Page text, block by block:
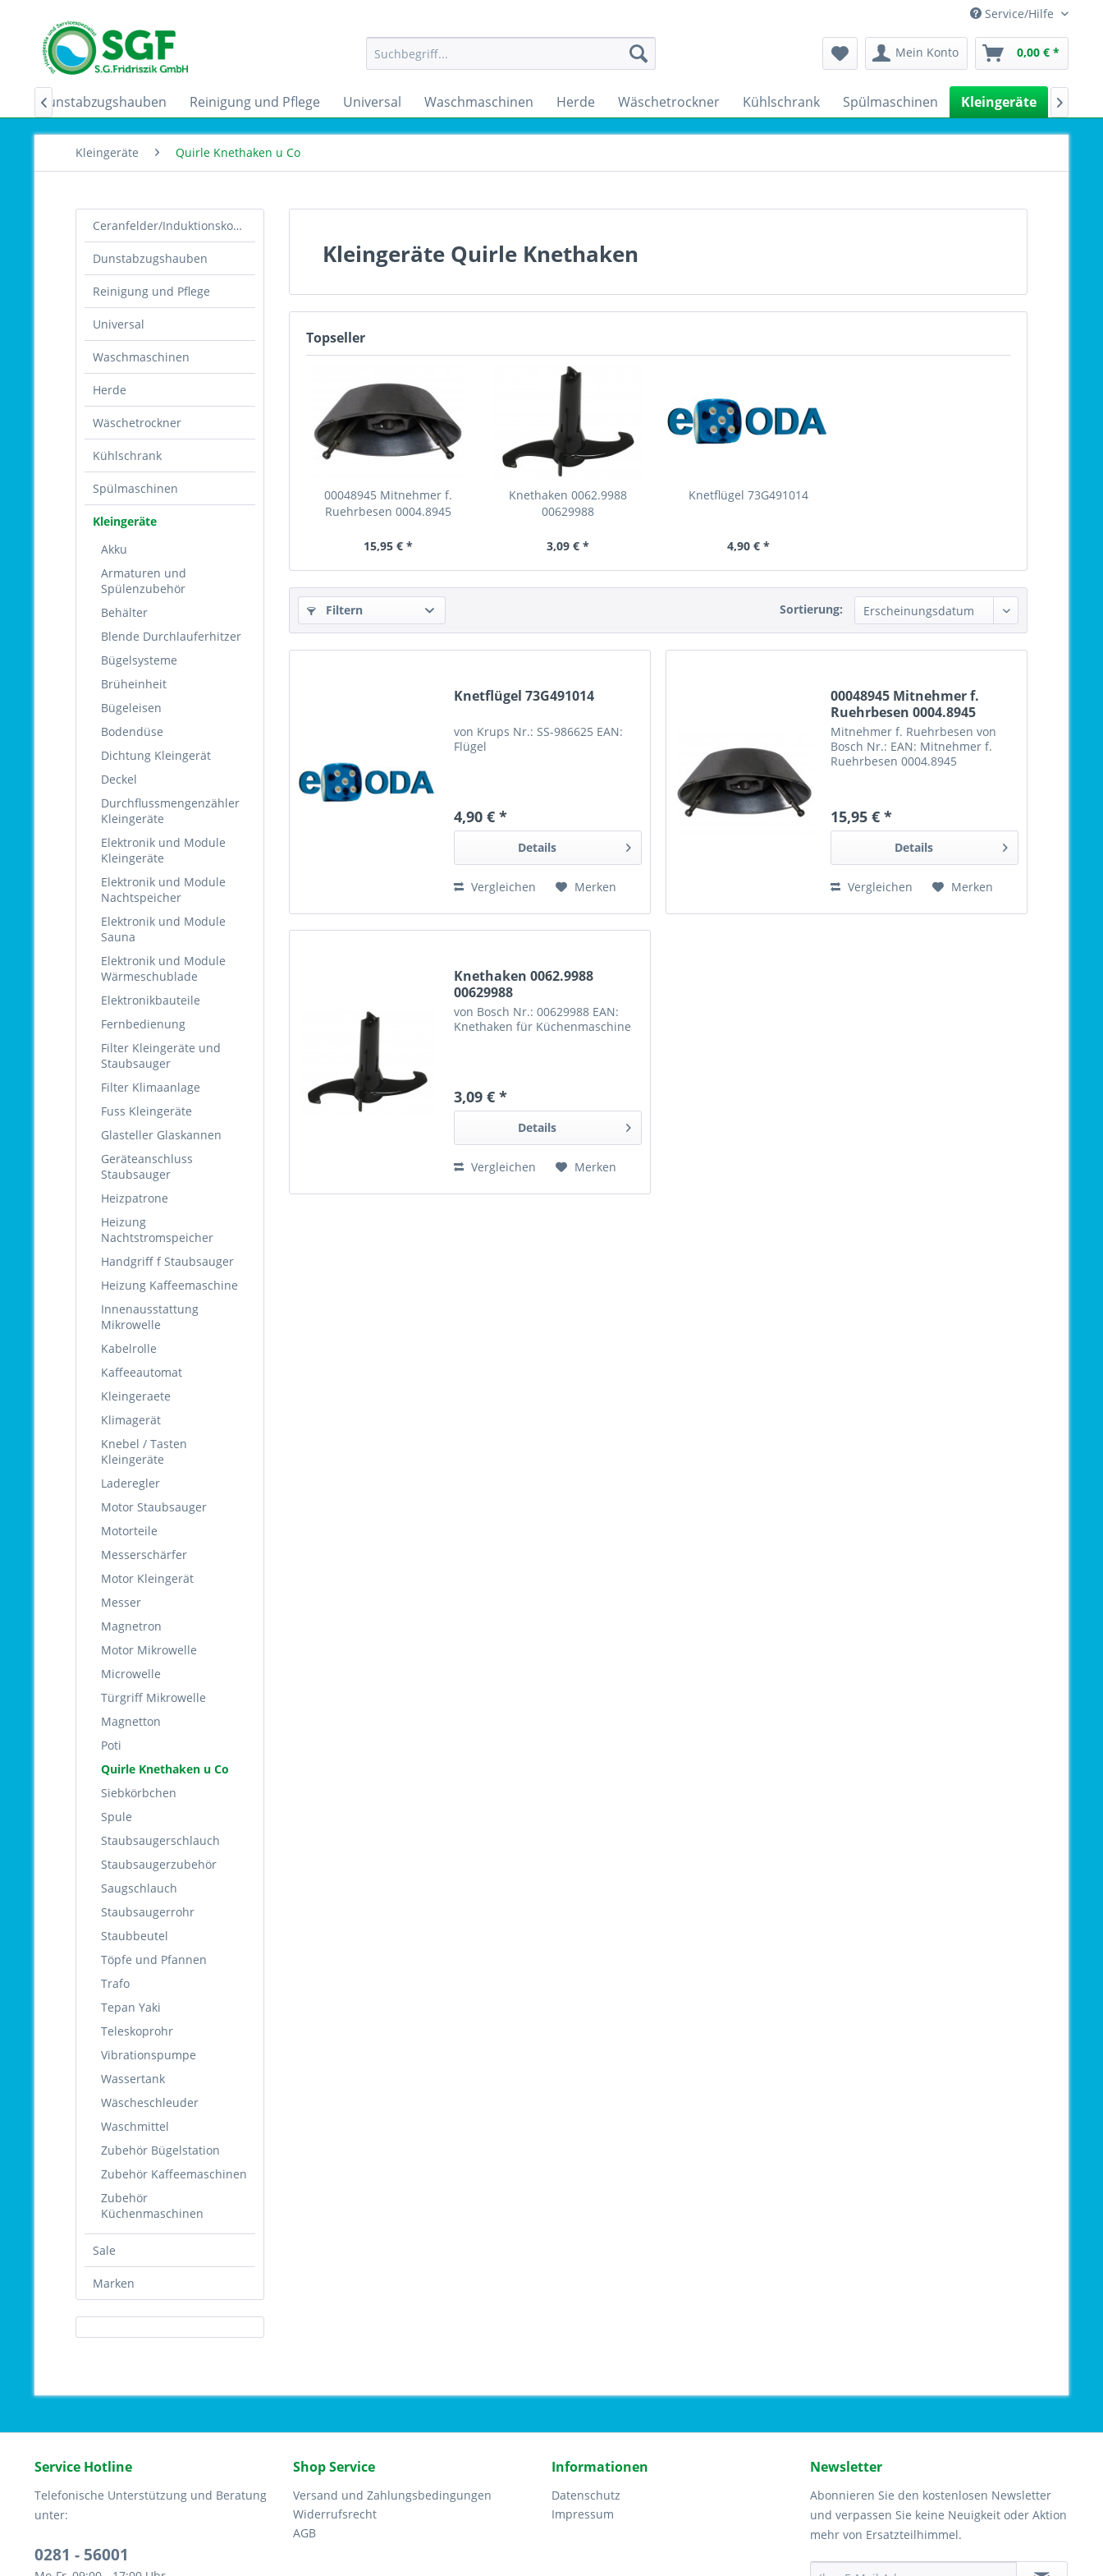
Service/Hilfe
Mein Konto 0,00 € *
Dunstabzugshauben Reinigung und Pflege Universal Waschmaschinen Herde Wäschetrockner Kühlschrank Spülmaschinen Kleingeräte Sale
 
Kleingeräte Quirle Knethaken u Co
Ceranfelder/Induktionskochfelder
Dunstabzugshauben
Reinigung und Pflege
Universal
Waschmaschinen
Herde
Wäschetrockner
Kühlschrank
Spülmaschinen
Kleingeräte
Akku
Armaturen und
Spülenzubehör
Behälter
Blende Durchlauferhitzer
Bügelsysteme
Brüheinheit
Bügeleisen
Bodendüse
Dichtung Kleingerät
Deckel
Durchflussmengenzähler
Kleingeräte
Elektronik und Module
Kleingeräte
Elektronik und Module
Nachtspeicher
Elektronik und Module
Sauna
Elektronik und Module
Wärmeschublade
Elektronikbauteile
Fernbedienung
Filter Kleingeräte und
Staubsauger
Filter Klimaanlage
Fuss Kleingeräte
Glasteller Glaskannen
Geräteanschluss
Staubsauger
Heizpatrone
Heizung
Nachtstromspeicher
Handgriff f Staubsauger
Heizung Kaffeemaschine
Innenausstattung
Mikrowelle
Kabelrolle
Kaffeeautomat
Kleingeraete
Klimagerät
Knebel / Tasten
Kleingeräte
Laderegler
Motor Staubsauger
Motorteile
Messerschärfer
Motor Kleingerät
Messer
Magnetron
Motor Mikrowelle
Microwelle
Türgriff Mikrowelle
Magnetton
Poti
Quirle Knethaken u Co
Siebkörbchen
Spule
Staubsaugerschlauch
Staubsaugerzubehör
Saugschlauch
Staubsaugerrohr
Staubbeutel
Töpfe und Pfannen
Trafo
Tepan Yaki
Teleskoprohr
Vibrationspumpe
Wassertank
Wäscheschleuder
Waschmittel
Zubehör Bügelstation
Zubehör Kaffeemaschinen
Zubehör
Küchenmaschinen
Sale
Marken
Kleingeräte Quirle Knethaken
Topseller
00048945 Mitnehmer f.
Ruehrbesen 0004.8945
15,95 € *
Knethaken 0062.9988
00629988
3,09 € *
Knetflügel 73G491014
4,90 € *
Filtern Sortierung:
Knetflügel 73G491014
von Krups Nr.: SS-986625 EAN:
Flügel
4,90 € *
Details
Vergleichen Merken
00048945 Mitnehmer f.
Ruehrbesen 0004.8945
Mitnehmer f. Ruehrbesen von
Bosch Nr.: EAN: Mitnehmer f.
Ruehrbesen 0004.8945
15,95 € *
Details
Vergleichen Merken
Knethaken 0062.9988
00629988
von Bosch Nr.: 00629988 EAN:
Knethaken für Küchenmaschine
3,09 € *
Details
Vergleichen Merken
Service Hotline
Telefonische Unterstützung und Beratung
unter:
0281 - 56001
Shop Service
Versand und Zahlungsbedingungen
Widerrufsrecht
AGB
Informationen
Datenschutz
Impressum
Newsletter
Abonnieren Sie den kostenlosen Newsletter
und verpassen Sie keine Neuigkeit oder Aktion
mehr von Ersatzteilhimmel.